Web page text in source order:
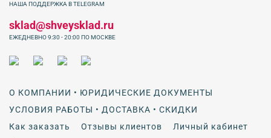
О КОМПАНИИ • ЮРИДИЧЕСКИЕ ДОКУМЕНТЫ
УСЛОВИЯ РАБОТЫ • ДОСТАВКА • СКИДКИ
Как заказать
Отзывы клиентов
Личный кабинет
НАША ПОДДЕРЖКА В TELEGRAM
sklad@shveysklad.ru
ЕЖЕДНЕВНО 9:30 - 20:00 ПО МОСКВЕ